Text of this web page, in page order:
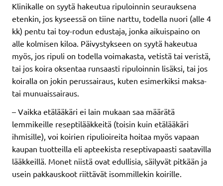
Klinikalle on syytä hakeutua ripuloinnin seurauksena
etenkin, jos kyseessä on tiine narttu, todella nuori (alle 4
kk) pentu tai toy-rodun edustaja, jonka aikuispaino on
alle kolmisen kiloa. Päivystykseen on syytä hakeutua
myös, jos ripuli on todella voimakasta, vetistä tai veristä,
tai jos koira oksentaa runsaasti ripuloinnin lisäksi, tai jos
koiralla on jokin perussairaus, kuten esimerkiksi maksa-
tai munuaissairaus.
– Vaikka etälääkäri ei lain mukaan saa määrätä
lemmikeille reseptilääkkeitä (toisin kuin etälääkäri
ihmisille), voi koirien ripulioireita hoitaa myös vapaan
kaupan tuotteilla eli apteekista reseptivapaasti saatavilla
lääkkeillä. Monet niistä ovat edullisia, säilyvät pitkään ja
usein pakkauskoot riittävät isommillekin koirille.